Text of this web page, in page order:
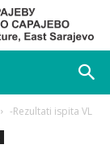
-Rezultati ispita VL